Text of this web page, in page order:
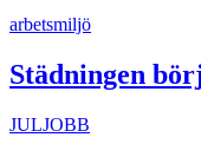
arbetsmiljö
Städningen
JULJOBB